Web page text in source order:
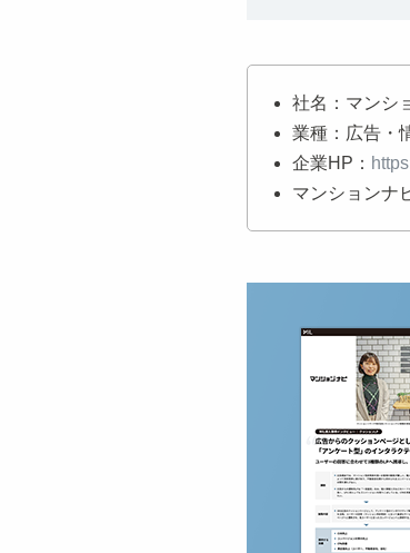
社名：マンシ
業種：広告・
企業HP：
マンションナ